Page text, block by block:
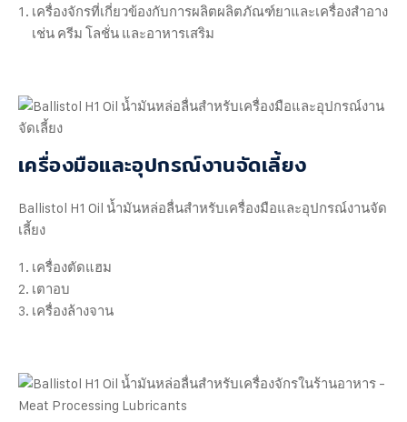
เครื่องจักรที่เกี่ยวข้องกับการผลิตผลิตภัณฑ์ยาและเครื่องสำอาง
เช่น ครีม โลชั่น และอาหารเสริม
เครื่องมือและอุปกรณ์งานจัดเลี้ยง
Ballistol H1 Oil น้ำมันหล่อลื่นสำหรับเครื่องมือและอุปกรณ์งานจัด
เลี้ยง
เครื่องตัดแฮม
เตาอบ
เครื่องล้างจาน